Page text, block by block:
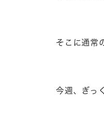
そこに通常
今週、ぎっ